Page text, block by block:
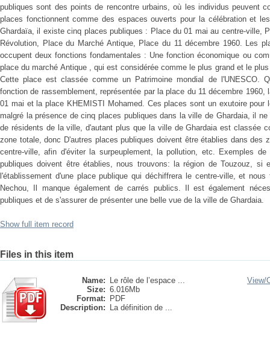
publiques sont des points de rencontre urbains, où les individus peuvent
places fonctionnent comme des espaces ouverts pour la célébration et
Ghardaïa, il existe cinq places publiques : Place du 01 mai au centre-ville,
Révolution, Place du Marché Antique, Place du 11 décembre 1960. Les
occupent deux fonctions fondamentales : Une fonction économique ou
place du marché Antique , qui est considérée comme le plus grand et le
Cette place est classée comme un Patrimoine mondial de l'UNESCO.
fonction de rassemblement, représentée par la place du 11 décembre
01 mai et la place KHEMISTI Mohamed. Ces places sont un exutoire
malgré la présence de cinq places publiques dans la ville de Ghardaia, il
de résidents de la ville, d'autant plus que la ville de Ghardaia est classée
zone totale, donc D'autres places publiques doivent être établies dans des
centre-ville, afin d'éviter la surpeuplement, la pollution, etc. Exemples
publiques doivent être établies, nous trouvons: la région de Touzouz, si
l'établissement d'une place publique qui déchiffrera le centre-ville, et
Nechou, Il manque également de carrés publics. Il est également
publiques et de s'assurer de présenter une belle vue de la ville de Ghardaia.
Show full item record
Files in this item
Name:
Le rôle de l’espace ...
Size: 6.016Mb
Format:
PDF
Description:
La définition de ...
View/